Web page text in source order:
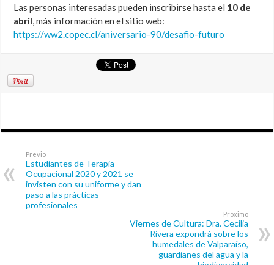
Las personas interesadas pueden inscribirse hasta el 10 de
abril, más información en el sitio web:
https://ww2.copec.cl/aniversario-90/desafio-futuro
Previo
Estudiantes de Terapia
Ocupacional 2020 y 2021 se
invisten con su uniforme y dan
paso a las prácticas
profesionales
Próximo
Viernes de Cultura: Dra. Cecilia
Rivera expondrá sobre los
humedales de Valparaíso,
guardianes del agua y la